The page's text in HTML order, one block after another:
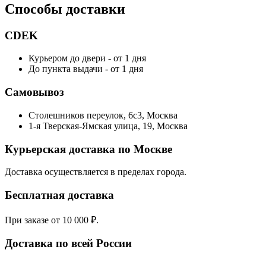
Способы доставки
CDEK
Курьером до двери - от 1 дня
До пункта выдачи - от 1 дня
Самовывоз
Столешников переулок, 6с3, Москва
1-я Тверская-Ямская улица, 19, Москва
Курьерская доставка по Москве
Доставка осуществляется в пределах города.
Бесплатная доставка
При заказе от 10 000 ₽.
Доставка по всей России